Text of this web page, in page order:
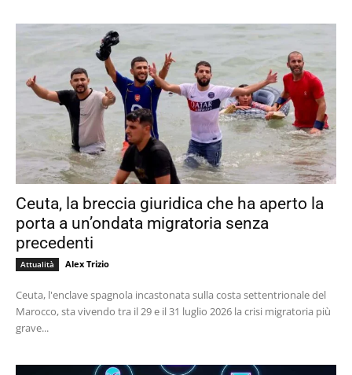
Ceuta, la breccia giuridica che ha aperto la
porta a un’ondata migratoria senza
precedenti
Attualità Alex Trizio
Ceuta, l'enclave spagnola incastonata sulla costa settentrionale del
Marocco, sta vivendo tra il 29 e il 31 luglio 2026 la crisi migratoria più
grave...